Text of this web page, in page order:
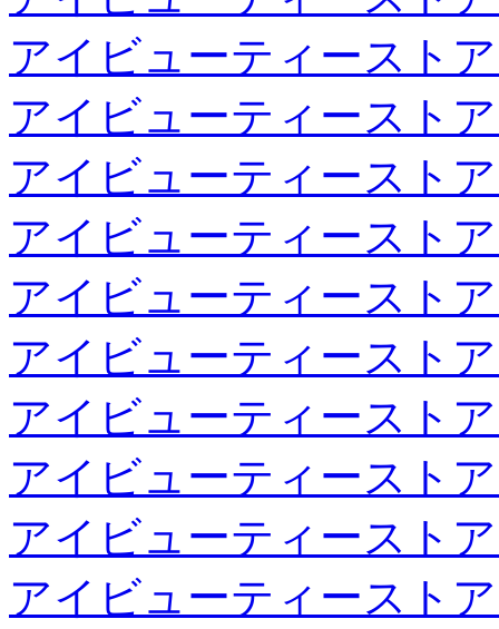
アイビューティースト
アイビューティースト
アイビューティースト
アイビューティースト
アイビューティースト
アイビューティースト
アイビューティースト
アイビューティースト
アイビューティースト
アイビューティースト